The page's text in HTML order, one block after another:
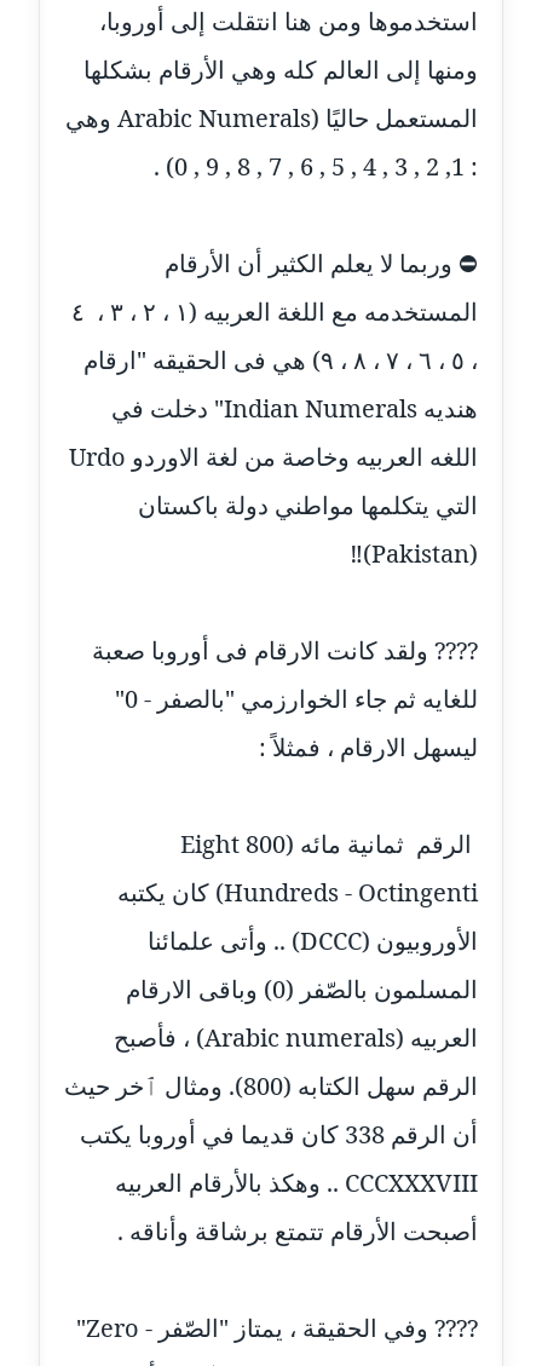
عاملة
مدونة أماني بالحاج
معلق
مدونة أماني عبد السلام
مدونة أماني عز الدين
مدونة أمل الجزائرية
مدونة أمل الخولي
عاملة
عاملة
عاملة
مدونة امل محمود
عاملة
موقوف
مدونة أميرة اسماعيل
مدونة أميرة رفعت
عاملة
مدونة أميرة محمود
عاملة
عاملة
مدونة آيات القاضي
مدونة ايمان الدواخلي
استخدموها ومن هنا انتقلت إلى أوروبا،
ومنها إلى العالم كله وهي الأرقام بشكلها
المستعمل حاليًا (Arabic Numerals وهي
: 1, 2 , 3 , 4 , 5 , 6 , 7 , 8 , 9 , 0) .
⛔ وربما لا يعلم الكثير أن الأرقام
المستخدمه مع اللغة العربيه (١ ، ٢ ، ٣ ، ٤
، ٥ ، ٦ ، ٧ ، ٨ ، ٩) هي فى الحقيقه "ارقام
هنديه Indian Numerals" دخلت في
اللغه العربيه وخاصة من لغة الاوردو Urdo
التي يتكلمها مواطني دولة باكستان
(Pakistan)‼️
???? ولقد كانت الارقام فى أوروبا صعبة
للغايه ثم جاء الخوارزمي "بالصفر - 0"
ليسهل الارقام ، فمثلاً :
الرقم ثمانية مائه (800 Eight
Hundreds - Octingenti) كان يكتبه
الأوروبيون (DCCC) .. وأتى علمائنا
المسلمون بالصّفر (0) وباقى الارقام
العربيه (Arabic numerals) ، فأصبح
الرقم سهل الكتابه (800). ومثال ٱخر حيث
أن الرقم 338 كان قديما في أوروبا يكتب
CCCXXXVIII .. وهكذ بالأرقام العربيه
أصبحت الأرقام تتمتع برشاقة وأناقه .
???? وفي الحقيقة ، يمتاز "الصّفر - Zero"